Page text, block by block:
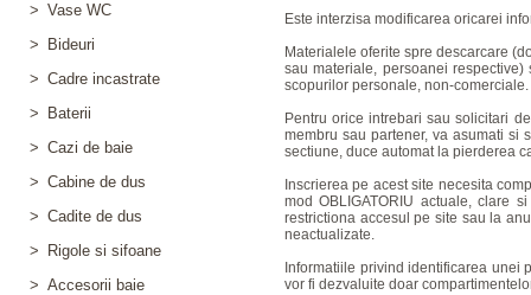
> Vase WC
>
Bideuri
> Cadre incastrate
>
Baterii
> Cazi de baie
> Cabine de dus
> Cadite de dus
>
Rigole si sifoane
> Accesorii baie
Este interzisa modificarea oricarei
Materialele oferite spre descarcare
sau materiale, persoanei
scopurilor personale, non-comerciale.
Pentru orice intrebari sau solicitari
membru sau partener, va asumati si
sectiune, duce automat la pierderea
Inscrierea pe acest site necesita
mod OBLIGATORIU actuale, clare
restrictiona accesul pe site sau la
neactualizate.
Informatiile privind identificarea unei
vor fi dezvaluite doar